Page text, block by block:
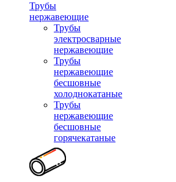
Трубы
нержавеющие
Трубы
электросварные
нержавеющие
Трубы
нержавеющие
бесшовные
холоднокатаные
Трубы
нержавеющие
бесшовные
горячекатаные